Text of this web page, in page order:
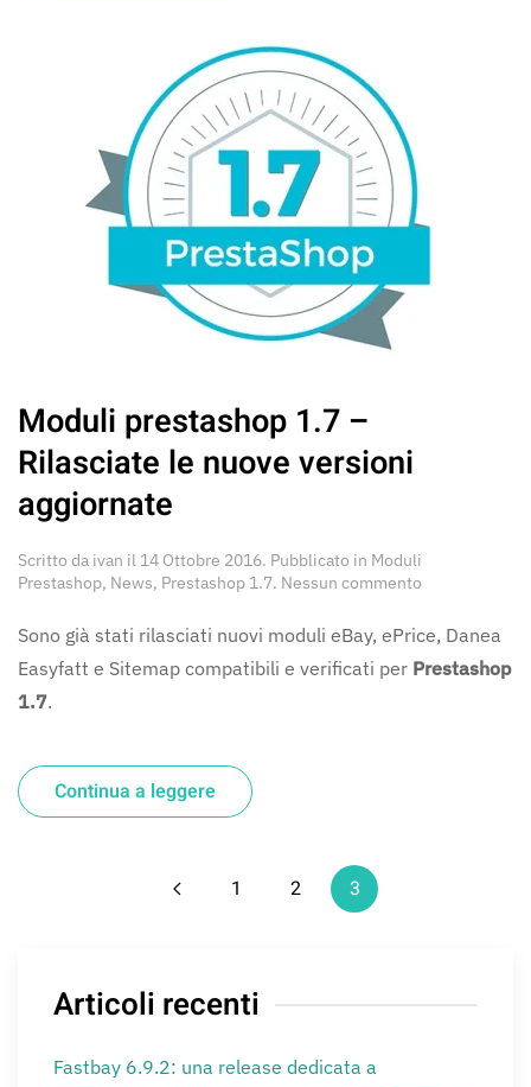
Moduli prestashop 1.7 –
Rilasciate le nuove versioni
aggiornate
Scritto da ivan il 14 Ottobre 2016. Pubblicato in Moduli
Prestashop, News, Prestashop 1.7. Nessun commento
prestashop
1.7
–
Sono già stati rilasciati nuovi moduli eBay, ePrice, Danea
Easyfatt e Sitemap compatibili e verificati per Prestashop
1.7.
Continua a leggere
1 2 3
Articoli recenti
Fastbay 6.9.2: una release dedicata a